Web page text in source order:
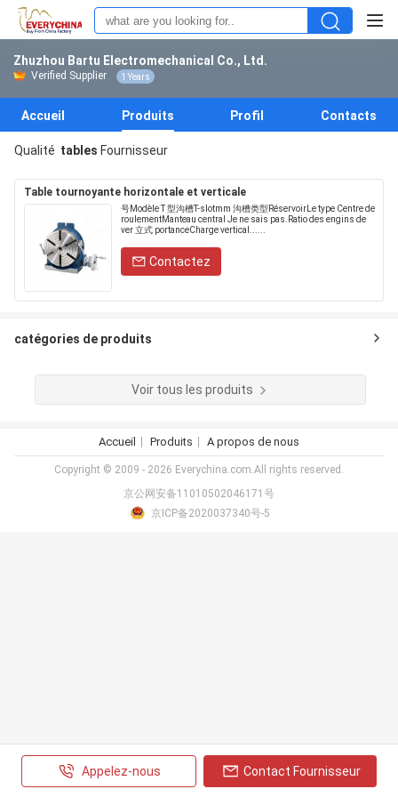
Zhuzhou Bartu Electromechanical Co., Ltd.
Verified Supplier 1 Years
Accueil Produits Profil Contacts
Qualité tables Fournisseur
Table tournoyante horizontale et verticale
号Modèle T 型沟槽T-slotmm 沟槽类型RéservoirLe type Centre de
roulementManteau central Je ne sais pas.Ratio des engins de
ver 立式 portanceCharge vertical......
Contactez
catégories de produits
Voir tous les produits
Appelez-nous Contact Fournisseur
Accueil Produits A propos de nous
Copyright © 2009 - 2026 Everychina.com.All rights reserved.
京公网安备11010502046171号
京ICP备2020037340号-5